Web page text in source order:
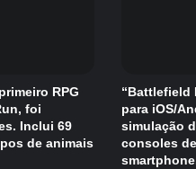
RPG
foi
Inclui 69
de animais
“Battlefield
para iOS/
simulação
consoles